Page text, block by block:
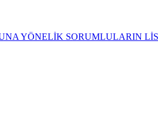
YÖNELİK SORUMLULARIN